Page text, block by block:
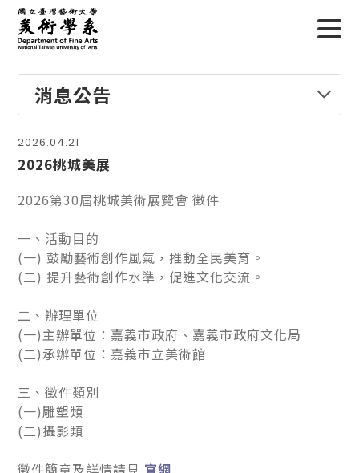
消息公告
2026.04.21
2026桃城美展
2026第30屆桃城美術展覽會 徵件
一、活動目的
(一) 鼓勵藝術創作風氣，推動全民美育。
(二) 提升藝術創作水準，促進文化交流。
二、辦理單位
(一)主辦單位：嘉義市政府、嘉義市政府文化局
(二)承辦單位：嘉義市立美術館
三、徵件類別
(一)雕塑類
(二)攝影類
徵件簡章及詳情請見 官網